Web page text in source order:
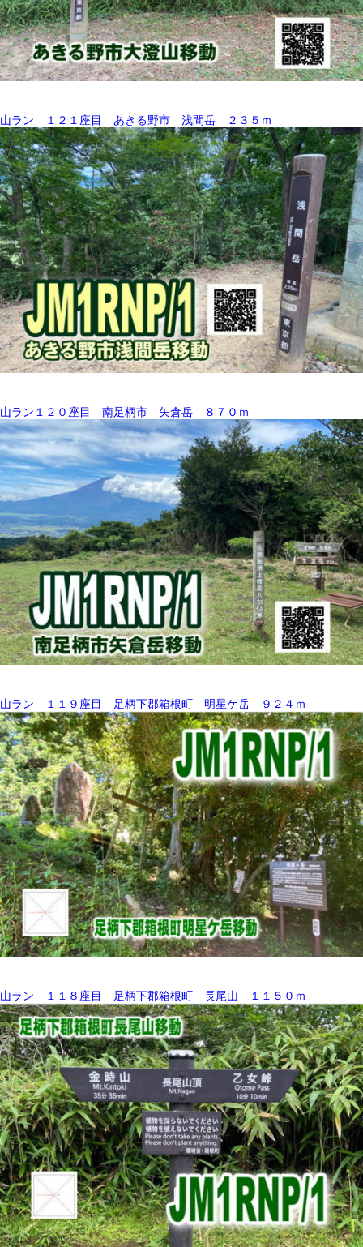
山ラン １２１座目 あきる野市 浅間岳 ２３５ｍ
山ラン１２０座目 南足柄市 矢倉岳 ８７０ｍ
山ラン １１９座目 足柄下郡箱根町 明星ケ岳 ９２４ｍ
山ラン １１８座目 足柄下郡箱根町 長尾山 １１５０ｍ